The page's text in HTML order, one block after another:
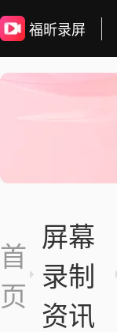
福昕录屏
首
页
屏幕
录制
资讯